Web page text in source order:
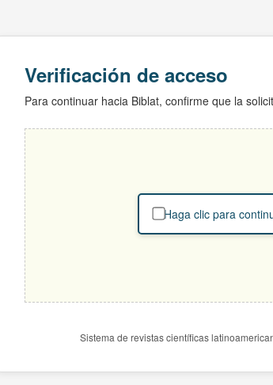
Verificación de acceso
Para continuar hacia Biblat, confirme que la
Haga clic para
Sistema de revistas científicas